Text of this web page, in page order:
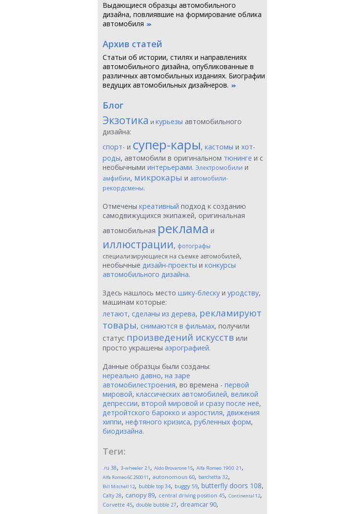
Выдающиеся образцы автомобильного
дизайна, повлиявшие на формирование облика
автомобиля
Архив статей
Статьи об истории, стилях и направлениях
автомобильного дизайна, опубликованные в
различных автомобильных изданиях. Биографии
ведущих автомобильных дизайнеров.
Блог
Экзотика и курьезы автомобильного
дизайна:
спорт- и супер-кары, кастомы и хот-
роды, автомобили в оригинальном тюнинге и с
необычными интерьерами. Электромобили и
амфибии, микрокары и автомобили-
рекордсмены.
Отмечены креативный подход к созданию
самодвижущихся экипажей, оригинальная
автомобильная реклама и
иллюстрации, фотографы
специализирующиеся на съемке автомобилей,
необычные дизайн-проекты и конкурсы
автомобильного дизайна.
Здесь нашлось место шику-блеску и уродству,
машинам которые:
летают, сделаны из дерева, рекламируют
товары, снимаются в фильмах, получили
статус произведений искусств или
просто украшены аэрографией.
Данные образцы были созданы:
нереально давно, на заре
автомобилестроения, во времена - первой
мировой, классических автомобилей, великой
депрессии, второй мировой и сразу после неё,
детройтского барокко и аэростиля, движения
хиппи, нефтяного кризиса, рубленных форм,
биодизайна.
Теги:
.ru 38, 3-wheeler 21 , Aldo Brovarone15, Alfa Romeo 1900 21 ,
Alfa Romeo 6C 250011 , autonomous 60, barchetta 32,
Bill Mitchell 12, bubble top 34, buggy 59, butterfly doors 108,
Calty 28, canopy 89, central driving position 45, Continental 12,
Corvette 45, double bubble 27, dreamcar 90,